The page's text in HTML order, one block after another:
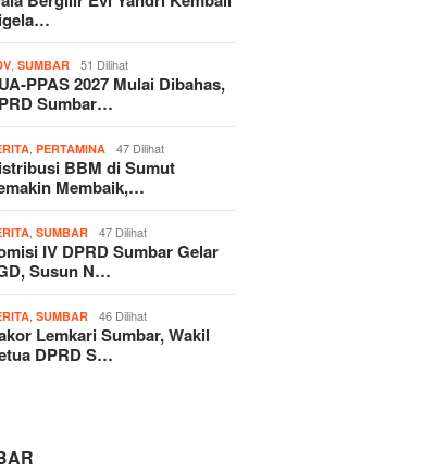
,SUMBAR 51 Dilihat
PPAS 2027 Mulai Dibahas,
Sumbar…
,PERTAMINA 47 Dilihat
BBM di Sumut
Membaik,…
,SUMBAR 47 Dilihat
IV DPRD Sumbar Gelar
Susun N…
,SUMBAR 46 Dilihat
Lemkari Sumbar, Wakil
DPRD S…